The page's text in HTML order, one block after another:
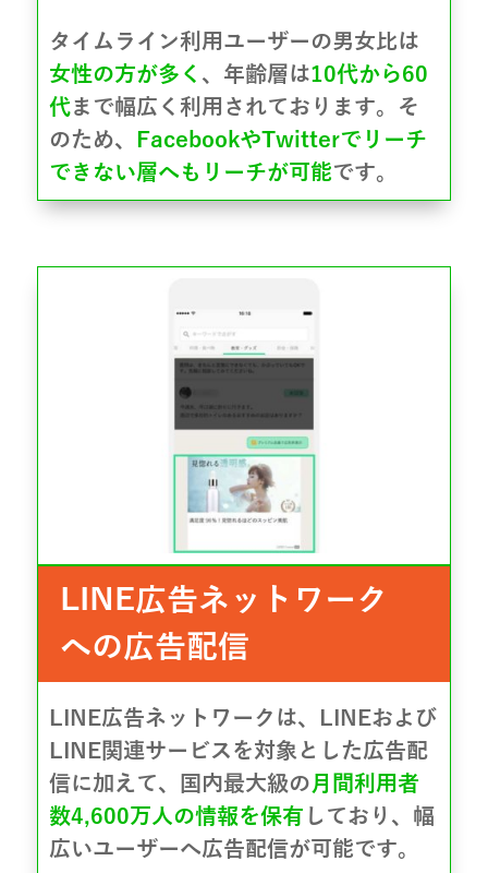
タイムライン利用ユーザーの男女比は
女性の方が多く 、年齢層は10代から60
代まで幅広く利用されております。そ
のため、
FacebookやTwitterでリーチ
できない層へもリーチが可能です。
LINE広告ネットワーク
への広告配信
LINE広告ネットワークは、LINEおよび
LINE関連サービスを対象とした広告配
信に加えて、国内最大級の月間利用者
数4,600万人の情報を保有 しており、幅
広いユーザーへ広告配信が可能です。